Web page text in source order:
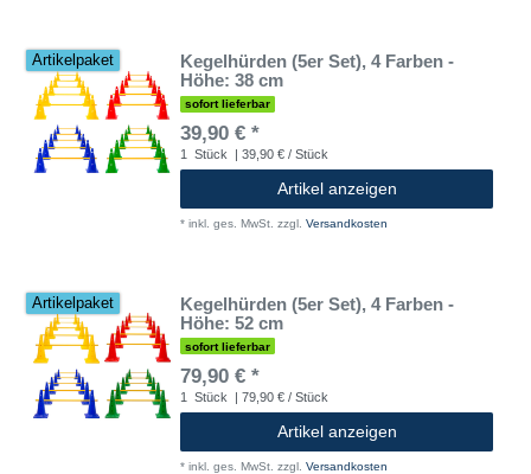
Artikelpaket
Kegelhürden (5er Set), 4 Farben -
Höhe: 38 cm
sofort lieferbar
39,90 € *
1 Stück | 39,90 € / Stück
Artikel anzeigen
* inkl. ges. MwSt. zzgl. Versandkosten
Artikelpaket
Kegelhürden (5er Set), 4 Farben -
Höhe: 52 cm
sofort lieferbar
79,90 € *
1 Stück | 79,90 € / Stück
Artikel anzeigen
* inkl. ges. MwSt. zzgl. Versandkosten